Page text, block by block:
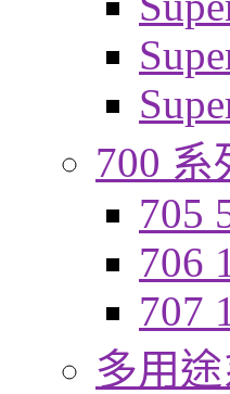
700 系
705
706
707
多用途